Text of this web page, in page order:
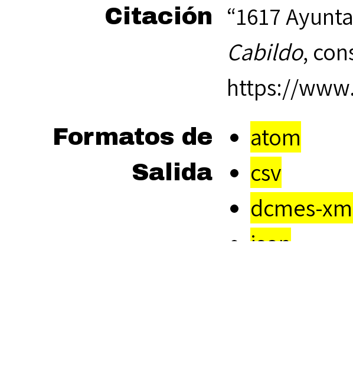
Citación “1617
Cabildo,
https://
Formatos de
Salida
atom
csv
dcmes-
json